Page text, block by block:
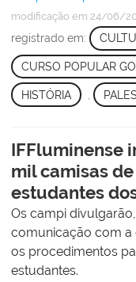
modificação em 24/06/
registrado em:
CURSO POPULAR
HISTÓRIA
IFFluminense
mil camisas
estudantes
Os campi
comunicação com a
os procedimentos
estudantes.